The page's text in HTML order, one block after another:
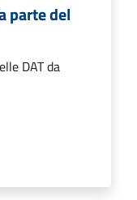
parte del
DAT da